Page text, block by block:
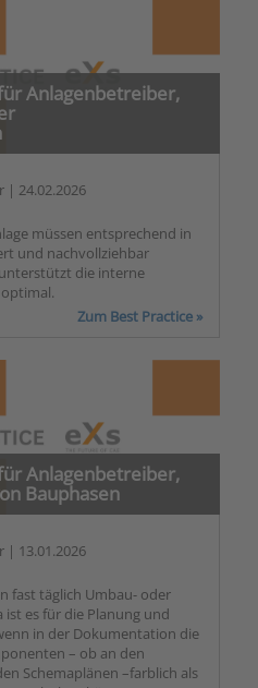
Anlagenbetreiber,
| 24.02.2026
müssen entsprechend in
und nachvollziehbar
die interne
Zum Best Practice »
Anlagenbetreiber,
Bauphasen
| 13.01.2026
fast täglich Umbau- oder
es für die Planung und
in der Dokumentation die
– ob an den
Schemaplänen –farblich als